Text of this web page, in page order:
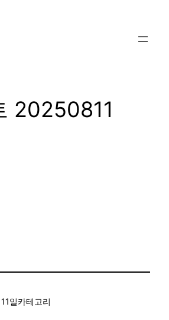
20250811
일카테고리